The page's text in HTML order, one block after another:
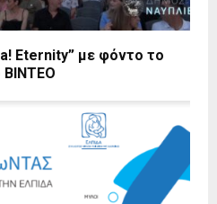
Eternity” με φόντο το
ΒΙΝΤΕΟ